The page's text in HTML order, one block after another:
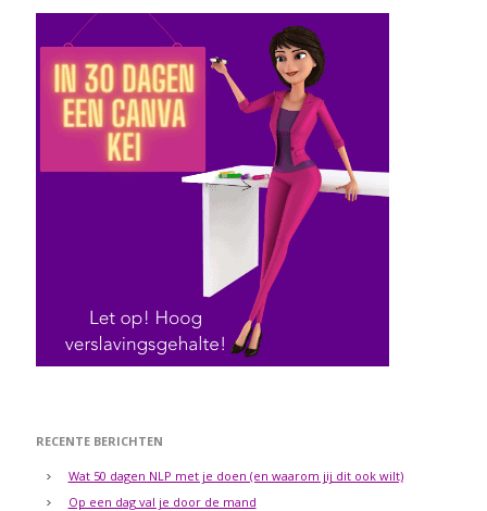
RECENTE BERICHTEN
Wat 50 dagen NLP met je doen (en waarom jij dit ook wilt)
Op een dag val je door de mand